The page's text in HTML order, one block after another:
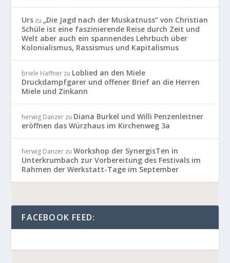
Urs zu „Die Jagd nach der Muskatnuss“ von Christian
Schüle ist eine faszinierende Reise durch Zeit und
Welt aber auch ein spannendes Lehrbuch über
Kolonialismus, Rassismus und Kapitalismus
briele Haffner zu Loblied an den Miele
Druckdampfgarer und offener Brief an die Herren
Miele und Zinkann
herwig Danzer zu Diana Burkel und Willi Penzenleitner
eröffnen das Würzhaus im Kirchenweg 3a
herwig Danzer zuWorkshop der SynergisTen in
Unterkrumbach zur Vorbereitung des Festivals im
Rahmen der Werkstatt-Tage im September
FACEBOOK FEED: